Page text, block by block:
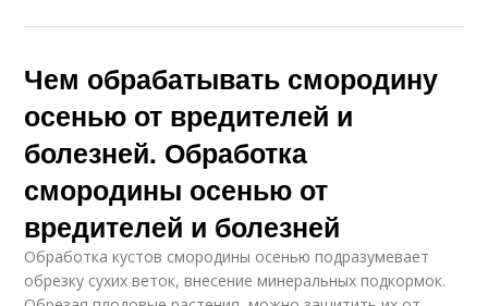
Чем обрабатывать смородину
осенью от вредителей и
болезней. Обработка
смородины осенью от
вредителей и болезней
Обработка кустов смородины осенью подразумевает
обрезку сухих веток, внесение минеральных подкормок.